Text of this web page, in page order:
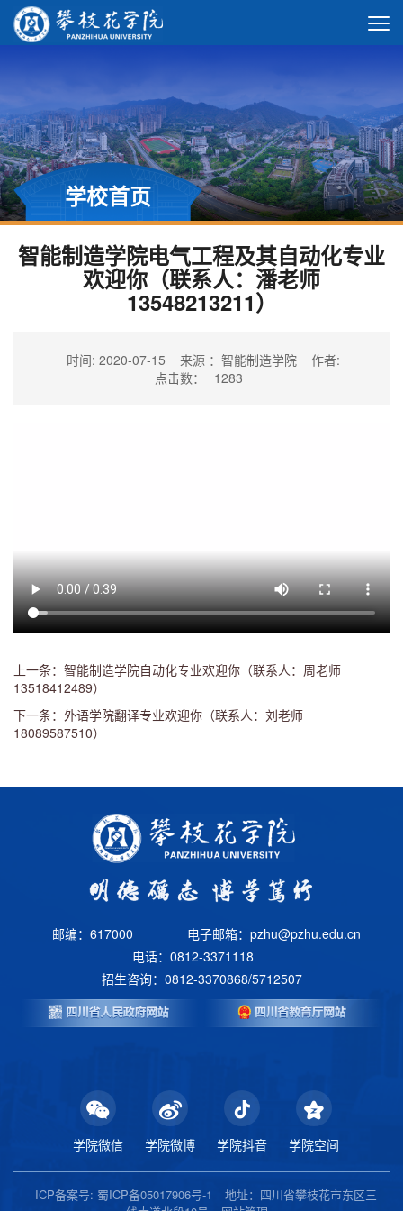
学校首页
智能制造学院电气工程及其自动化专业
欢迎你（联系人：潘老师
13548213211）
时间: 2020-07-15 来源 ：智能制造学院
作者:
点击数：
1283
上一条：智能制造学院自动化专业欢迎你（联系人：周老师
13518412489）
下一条：外语学院翻译专业欢迎你（联系人：刘老师
18089587510）
邮编：617000
电子邮箱：pzhu@pzhu.edu.cn
电话：0812-3371118
招生咨询：0812-3370868/5712507
学院微信 学院微博 学院抖音 学院空间
ICP备案号: 蜀ICP备05017906号-1
地址：四川省攀枝花市东区三